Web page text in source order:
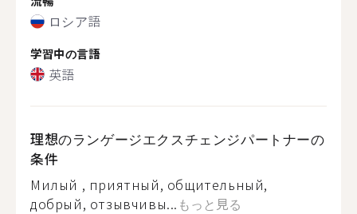
ロシア語
学習中の言語
英語
理想のランゲージエクスチェンジパートナーの
条件
Милый , приятный, общительный,
добрый, отзывчивы... もっと見る